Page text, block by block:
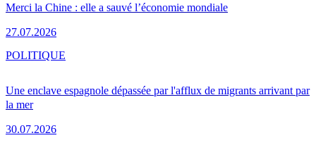
Merci la Chine : elle a sauvé l’économie mondiale
27.07.2026
Une enclave espagnole dépassée par l'afflux de migrants arrivant par
la mer
30.07.2026
POLITIQUE